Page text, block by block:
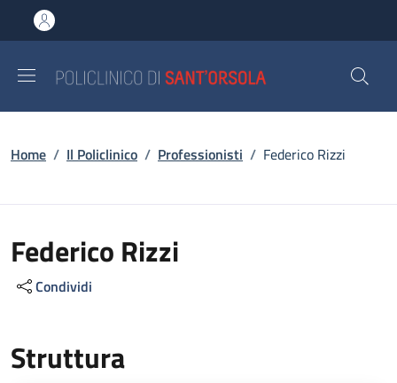
al contenuto principale
to footer content
Briciole di pane
Home / Il Policlinico / Professionisti / Federico Rizzi
Federico Rizzi
Condividi
Struttura